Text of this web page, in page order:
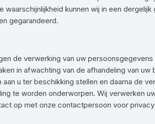
kunnen wij in een
gegarandeerd.
de verwerking van uw
in afwachting van de afhandeling van
u ter beschikking stellen en daarna de
te worden onderworpen. Wij verwerken
op met onze contactpersoon voor